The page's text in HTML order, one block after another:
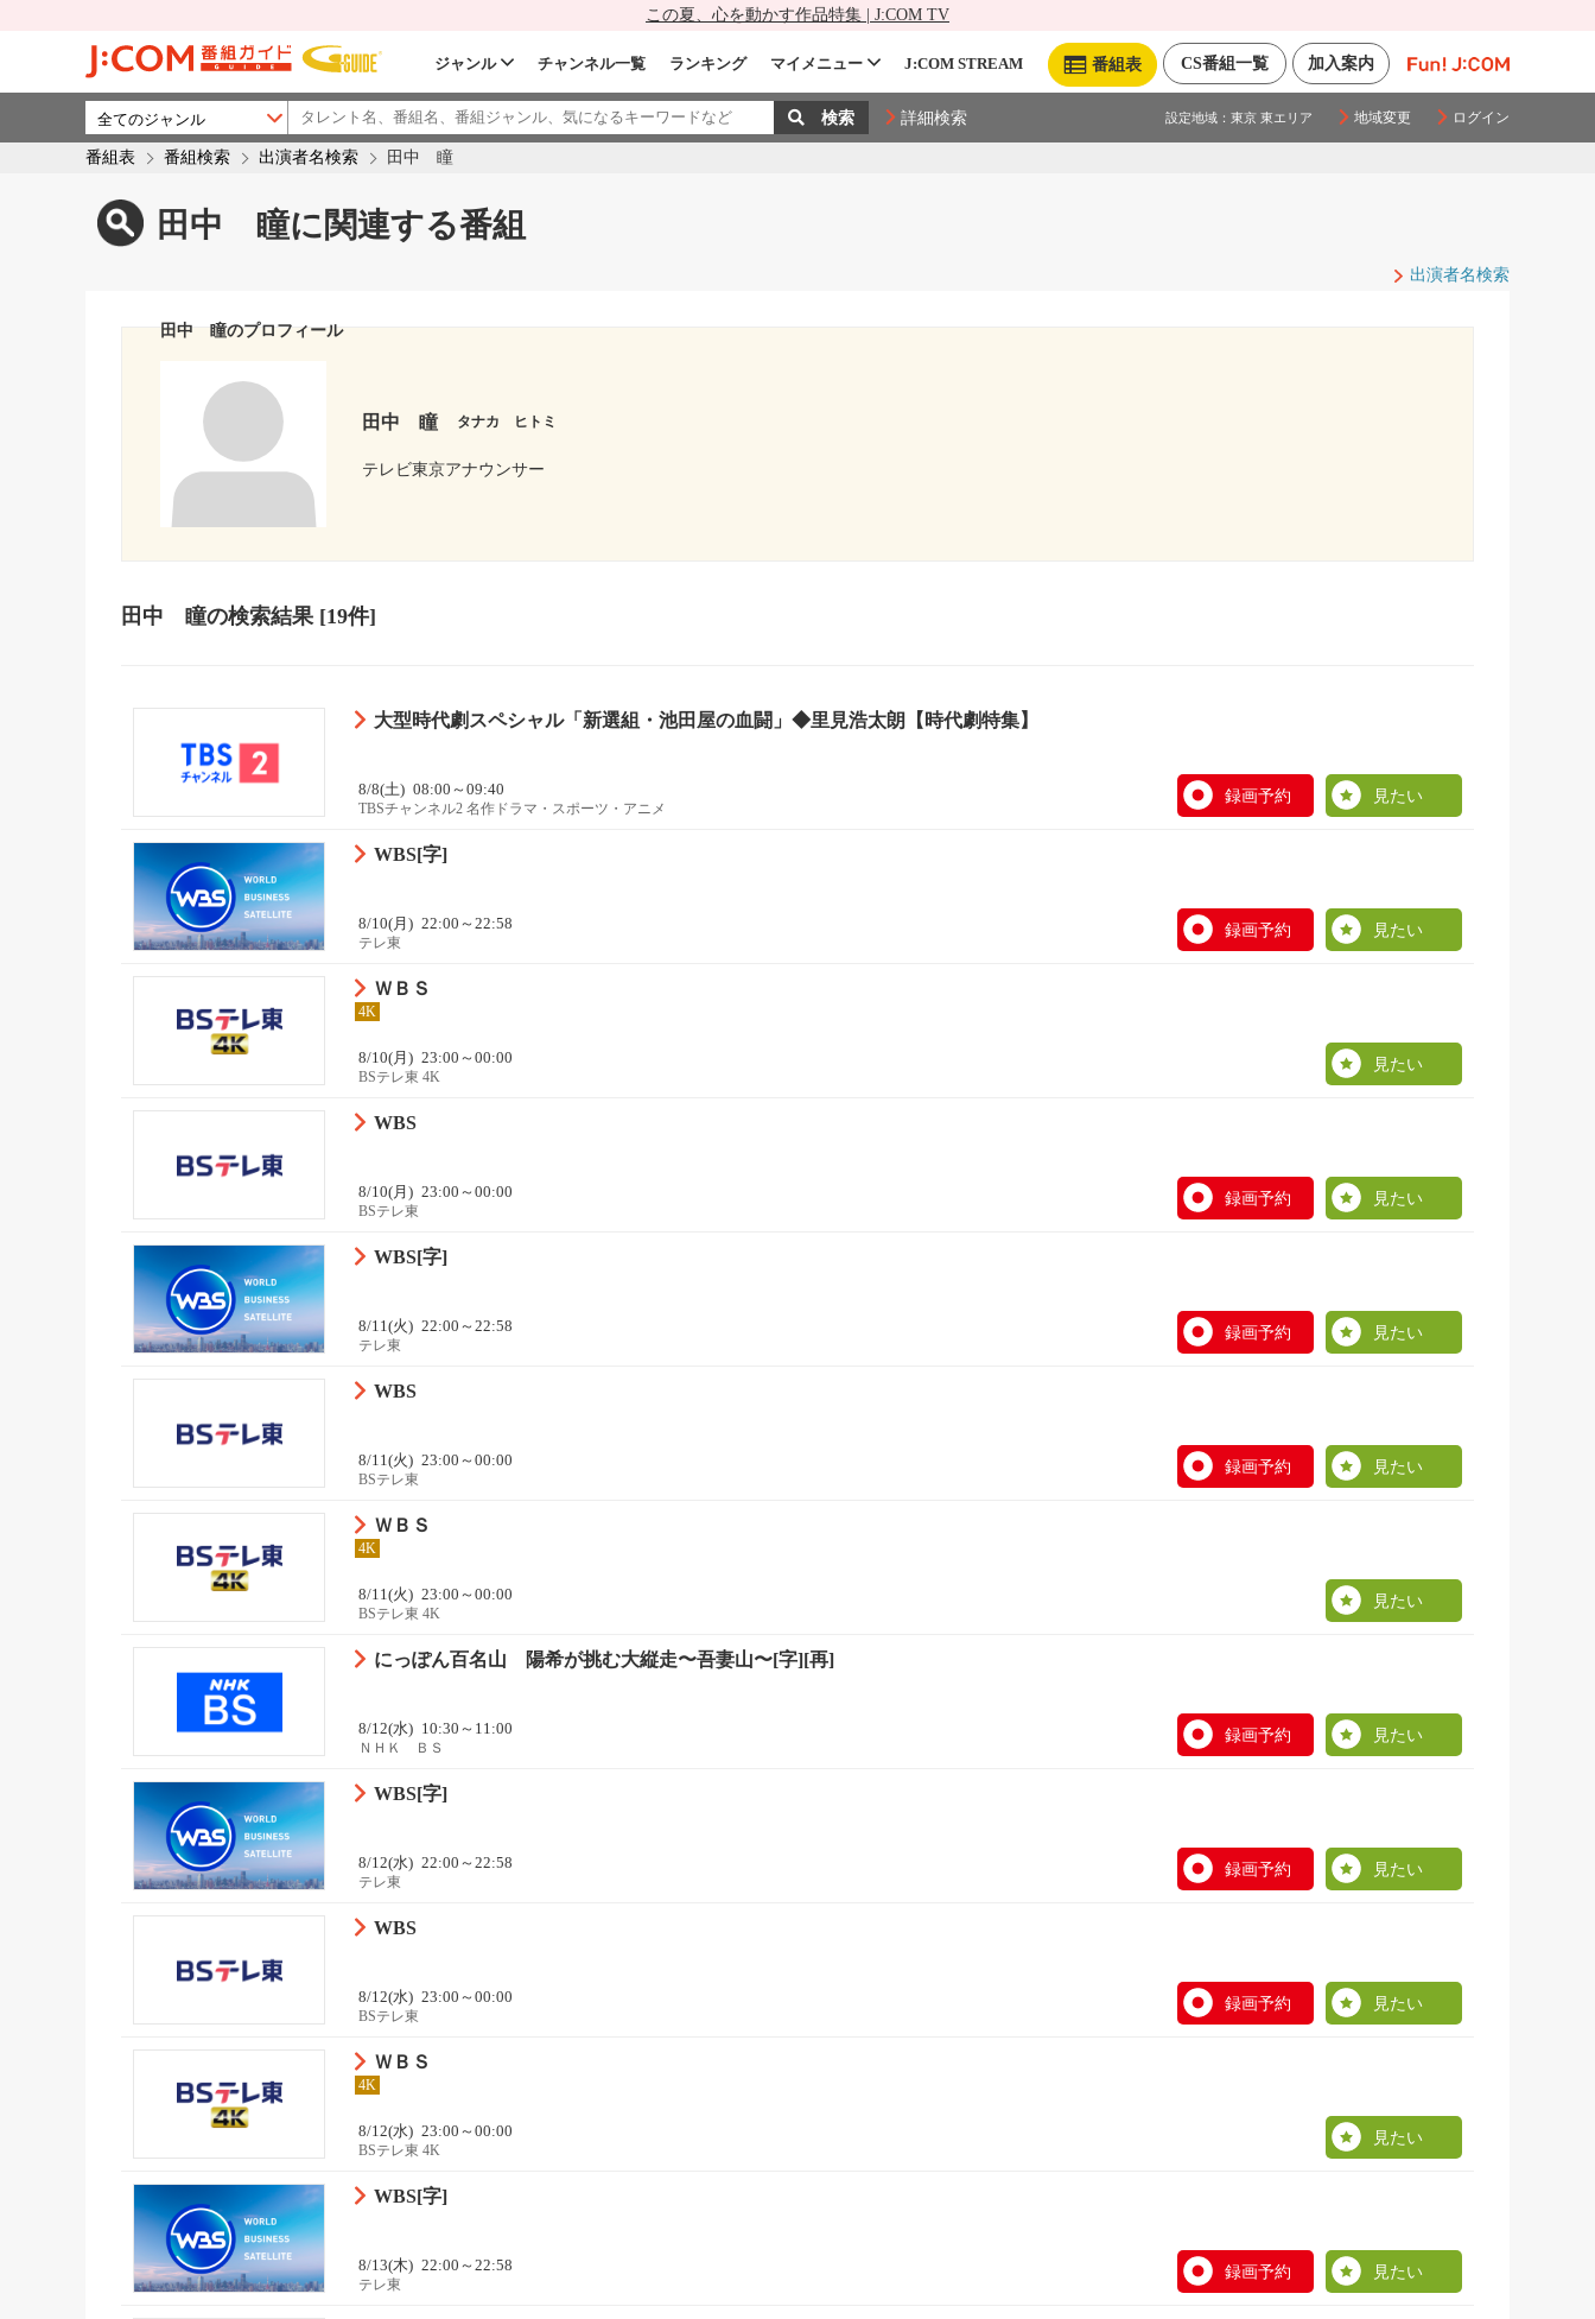
この夏、心を動かす作品特集 | J:COM TV
加入案内
CS番組一覧
番組表
ジャンル チャンネル一覧 ランキング マイメニュー J:COM STREAM
詳細検索 設定地域： 東京 東エリア 地域変更 ログイン
番組表 番組検索 出演者名検索 田中 瞳
田中 瞳に関連する番組
出演者名検索
田中 瞳のプロフィール
田中 瞳 タナカ ヒトミ
テレビ東京アナウンサー
田中 瞳の検索結果[19件]
大型時代劇スペシャル「新選組・池田屋の血闘」◆里見浩太朗【時代劇特集】
8/8(土) 08:00～09:40
TBSチャンネル2 名作ドラマ・スポーツ・アニメ
録画予約 見たい
WBS[字]
8/10(月) 22:00～22:58
テレ東
録画予約 見たい
ＷＢＳ
4K
8/10(月) 23:00～00:00
BSテレ東 4K
見たい
WBS
8/10(月) 23:00～00:00
BSテレ東
録画予約 見たい
WBS[字]
8/11(火) 22:00～22:58
テレ東
録画予約 見たい
WBS
8/11(火) 23:00～00:00
BSテレ東
録画予約 見たい
ＷＢＳ
4K
8/11(火) 23:00～00:00
BSテレ東 4K
見たい
にっぽん百名山 陽希が挑む大縦走〜吾妻山〜[字][再]
8/12(水) 10:30～11:00
ＮＨＫ ＢＳ
録画予約 見たい
WBS[字]
8/12(水) 22:00～22:58
テレ東
録画予約 見たい
WBS
8/12(水) 23:00～00:00
BSテレ東
録画予約 見たい
ＷＢＳ
4K
8/12(水) 23:00～00:00
BSテレ東 4K
見たい
WBS[字]
8/13(木) 22:00～22:58
テレ東
録画予約 見たい